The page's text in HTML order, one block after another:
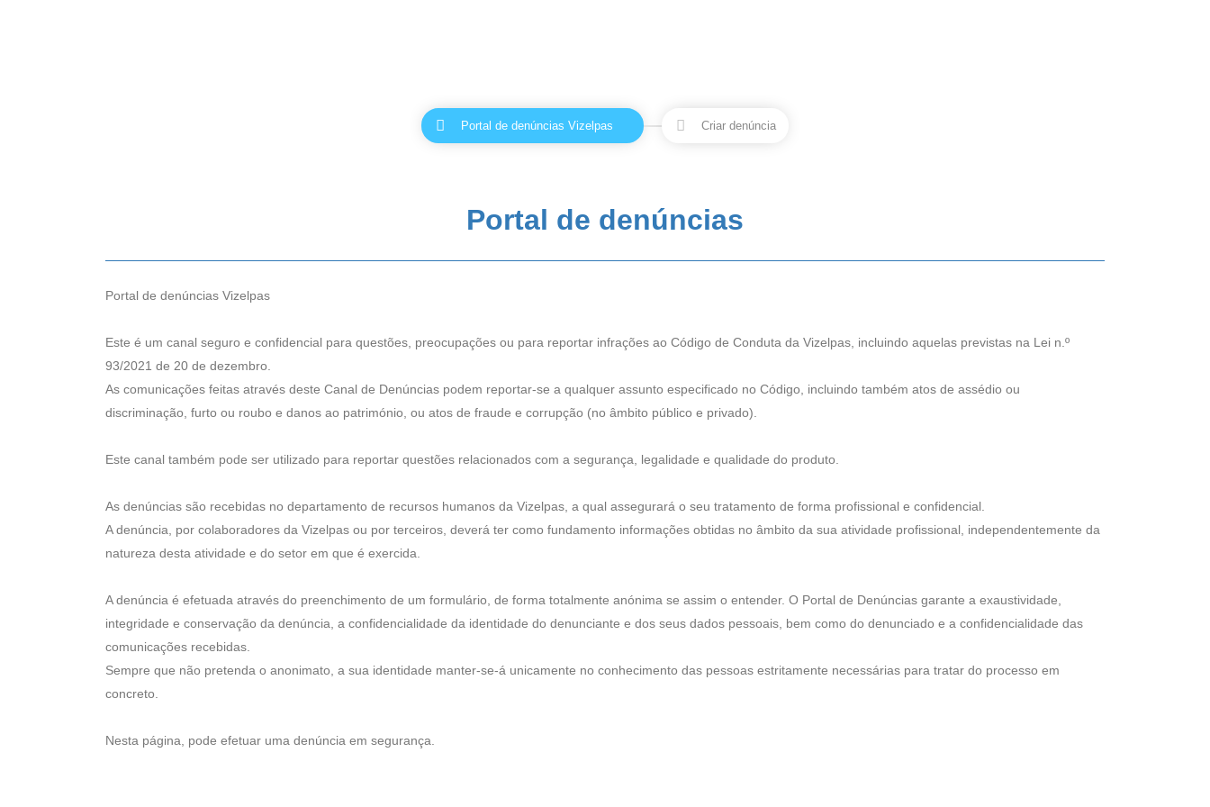
Portal de denúncias Vizelpas
Criar denúncia
Portal de denúncias
Portal de denúncias Vizelpas
Este é um canal seguro e confidencial para questões, preocupações ou para reportar infrações ao Código de Conduta da Vizelpas, incluindo aquelas previstas na Lei n.º
93/2021 de 20 de dezembro.
As comunicações feitas através deste Canal de Denúncias podem reportar-se a qualquer assunto especificado no Código, incluindo também atos de assédio ou
discriminação, furto ou roubo e danos ao património, ou atos de fraude e corrupção (no âmbito público e privado).
Este canal também pode ser utilizado para reportar questões relacionados com a segurança, legalidade e qualidade do produto.
As denúncias são recebidas no departamento de recursos humanos da Vizelpas, a qual assegurará o seu tratamento de forma profissional e confidencial.
A denúncia, por colaboradores da Vizelpas ou por terceiros, deverá ter como fundamento informações obtidas no âmbito da sua atividade profissional, independentemente da
natureza desta atividade e do setor em que é exercida.
A denúncia é efetuada através do preenchimento de um formulário, de forma totalmente anónima se assim o entender. O Portal de Denúncias garante a exaustividade,
integridade e conservação da denúncia, a confidencialidade da identidade do denunciante e dos seus dados pessoais, bem como do denunciado e a confidencialidade das
comunicações recebidas.
Sempre que não pretenda o anonimato, a sua identidade manter-se-á unicamente no conhecimento das pessoas estritamente necessárias para tratar do processo em
concreto.
Nesta página, pode efetuar uma denúncia em segurança.